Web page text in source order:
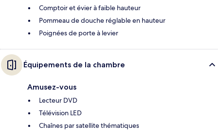
Comptoir et évier à faible hauteur
Pommeau de douche réglable en hauteur
Poignées de porte à levier
Équipements de la chambre
Amusez-vous
Lecteur DVD
Télévision LED
Chaînes par satellite thématiques